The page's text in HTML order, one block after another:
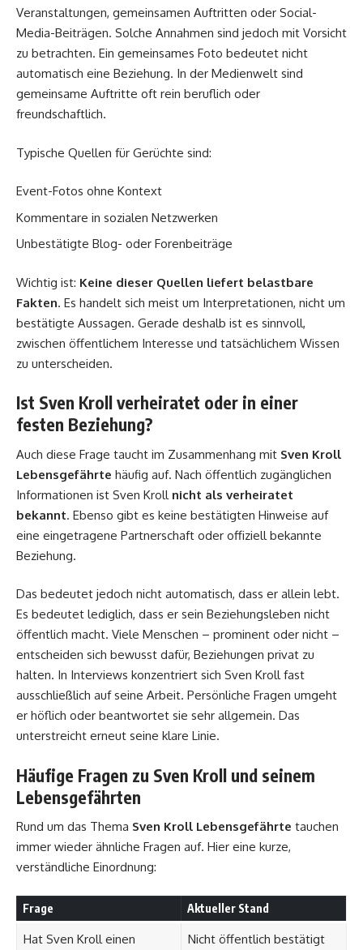
Veranstaltungen, gemeinsamen Auftritten oder Social-
Media-Beiträgen. Solche Annahmen sind jedoch mit Vorsicht
zu betrachten. Ein gemeinsames Foto bedeutet nicht
automatisch eine Beziehung. In der Medienwelt sind
gemeinsame Auftritte oft rein beruflich oder
freundschaftlich.
Typische Quellen für Gerüchte sind:
Event-Fotos ohne Kontext
Kommentare in sozialen Netzwerken
Unbestätigte Blog- oder Forenbeiträge
Wichtig ist: Keine dieser Quellen liefert belastbare
Fakten. Es handelt sich meist um Interpretationen, nicht um
bestätigte Aussagen. Gerade deshalb ist es sinnvoll,
zwischen öffentlichem Interesse und tatsächlichem Wissen
zu unterscheiden.
Ist Sven Kroll verheiratet oder in einer
festen Beziehung?
Auch diese Frage taucht im Zusammenhang mit Sven Kroll
Lebensgefährte häufig auf. Nach öffentlich zugänglichen
Informationen ist Sven Kroll nicht als verheiratet
bekannt. Ebenso gibt es keine bestätigten Hinweise auf
eine eingetragene Partnerschaft oder offiziell bekannte
Beziehung.
Das bedeutet jedoch nicht automatisch, dass er allein lebt.
Es bedeutet lediglich, dass er sein Beziehungsleben nicht
öffentlich macht. Viele Menschen – prominent oder nicht –
entscheiden sich bewusst dafür, Beziehungen privat zu
halten. In Interviews konzentriert sich Sven Kroll fast
ausschließlich auf seine Arbeit. Persönliche Fragen umgeht
er höflich oder beantwortet sie sehr allgemein. Das
unterstreicht erneut seine klare Linie.
Häufige Fragen zu Sven Kroll und seinem
Lebensgefährten
Rund um das Thema Sven Kroll Lebensgefährte tauchen
immer wieder ähnliche Fragen auf. Hier eine kurze,
verständliche Einordnung:
Frage Aktueller Stand
Hat Sven Kroll einen
Nicht öffentlich bestätigt